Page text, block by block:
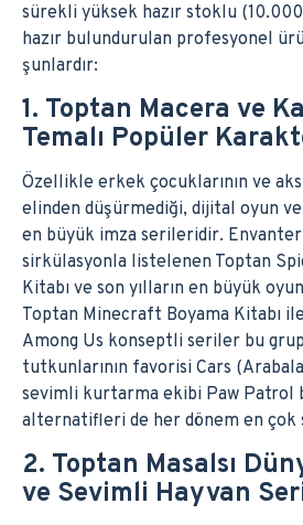
sürekli yüksek hazır stoklu
hazır bulundurulan profesyonel
şunlardır:
1. Toptan Macera ve
Temalı Popüler
Özellikle erkek çocuklarının ve
elinden düşürmediği, dijital oyun ve
en büyük imza serileridir.
sirkülasyonla listelenen Toptan
Kitabı ve son yılların en büyük oyun
Toptan Minecraft Boyama Kitabı
Among Us konseptli seriler bu
tutkunlarının favorisi Cars
sevimli kurtarma ekibi Paw Patrol
alternatifleri de her dönem en çok
2. Toptan Masalsı
ve Sevimli Hayvan